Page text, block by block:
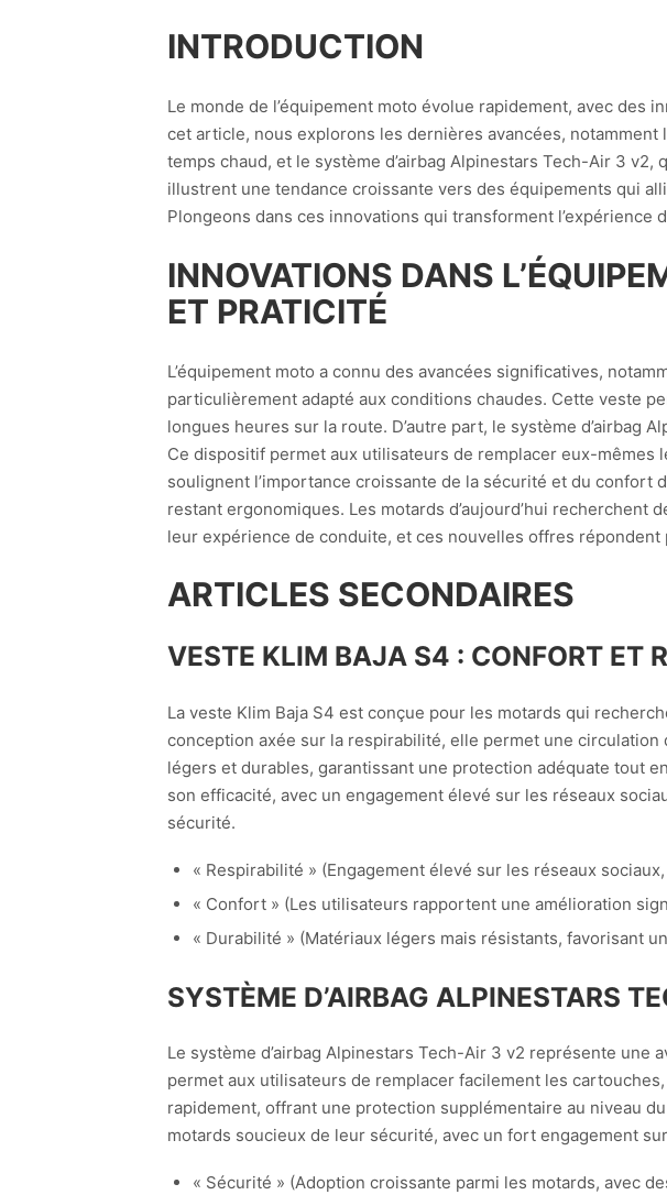
INTRODUCTION
Le monde de l’équipement moto évolue rapidement, avec des
cet article, nous explorons les dernières avancées,
temps chaud, et le système d’airbag Alpinestars Tech-Air 3
illustrent une tendance croissante vers des équipements qui
Plongeons dans ces innovations qui transforment l’expérience
INNOVATIONS DANS
ET PRATICITÉ
L’équipement moto a connu des avancées significatives,
particulièrement adapté aux conditions chaudes. Cette veste
longues heures sur la route. D’autre part, le système d’airbag
Ce dispositif permet aux utilisateurs de remplacer eux-mêmes
soulignent l’importance croissante de la sécurité et du
restant ergonomiques. Les motards d’aujourd’hui
leur expérience de conduite, et ces nouvelles offres répondent
ARTICLES SECONDAIRES
VESTE KLIM BAJA S4 : CONFORT ET
La veste Klim Baja S4 est conçue pour les motards qui
conception axée sur la respirabilité, elle permet une circulation
légers et durables, garantissant une protection adéquate tout
son efficacité, avec un engagement élevé sur les réseaux
sécurité.
« Respirabilité » (Engagement élevé sur les réseaux
« Confort » (Les utilisateurs rapportent une amélioration
« Durabilité » (Matériaux légers mais résistants, favorisant
SYSTÈME D’AIRBAG ALPINESTARS
Le système d’airbag Alpinestars Tech-Air 3 v2 représente
permet aux utilisateurs de remplacer facilement les cartouches,
rapidement, offrant une protection supplémentaire au niveau
motards soucieux de leur sécurité, avec un fort engagement
« Sécurité » (Adoption croissante parmi les motards, avec